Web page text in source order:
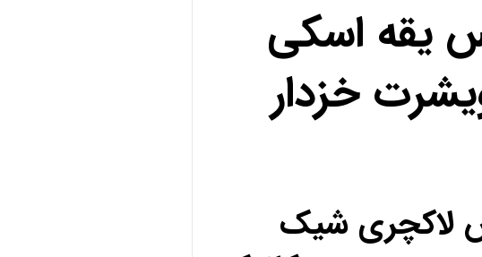
یقه اسکی
خزدار
لاکچری شیک